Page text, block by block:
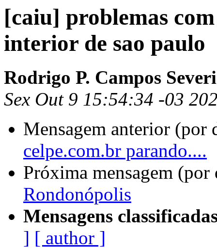
[caiu] problemas
interior de sao paulo
Rodrigo P. Campos Severi
Sex Out 9 15:54:34 -03
Mensagem anterior (por
celpe.com.br parando....
Próxima mensagem
Rondonópolis
Mensagens
] [ author ]